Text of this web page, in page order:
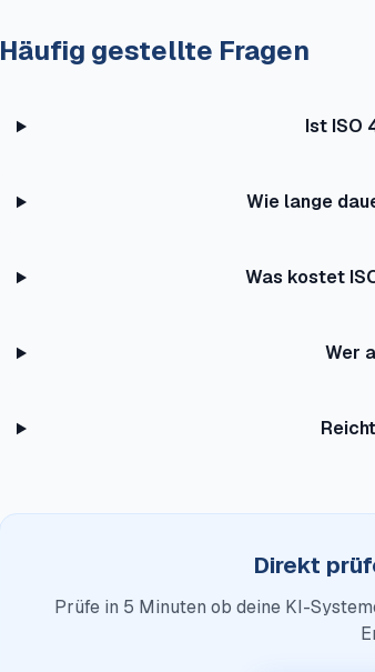
Häufig gestellte Fragen
Ist ISO
Wie lange
Was kostet
Wer
Direkt
Prüfe in 5 Minuten ob deine KI-